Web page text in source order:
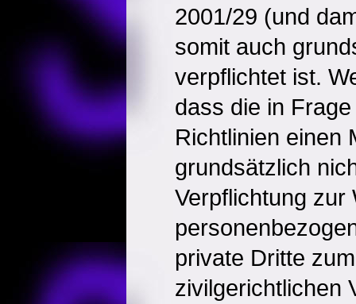
2001/29 (und
somit auch
verpflichtet ist.
dass die in
Richtlinien einen
grundsätzlich
Verpflichtung zur
private Dritte
zivilgerichtlichen